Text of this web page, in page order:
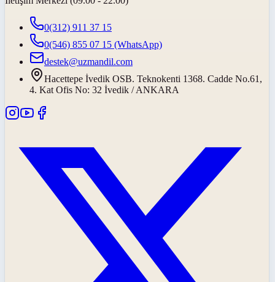
0(312) 911 37 15
0(546) 855 07 15 (WhatsApp)
destek@uzmandil.com
Hacettepe İvedik OSB. Teknokenti 1368. Cadde No.61,
4. Kat Ofis No: 32 İvedik / ANKARA